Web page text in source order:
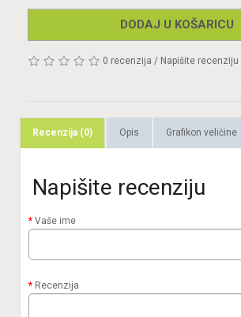
DODAJ U KOŠARICU
0 recenzija / Napišite recenziju
Recenzija (0) Opis Grafikon veličine
Napišite recenziju
Vaše ime
Recenzija